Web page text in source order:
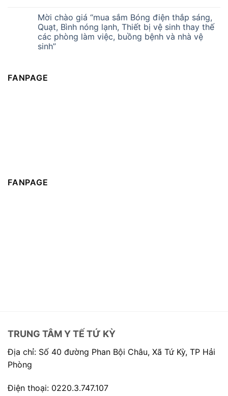
Mời chào giá “mua sắm Bóng điện thắp sáng,
Quạt, Bình nóng lạnh, Thiết bị vệ sinh thay thế
các phòng làm việc, buồng bệnh và nhà vệ
sinh”
FANPAGE
FANPAGE
TRUNG TÂM Y TẾ TỨ KỲ
Địa chỉ: Số 40 đường Phan Bội Châu, Xã Tứ Kỳ, TP Hải
Phòng
Điện thoại: 0220.3.747.107